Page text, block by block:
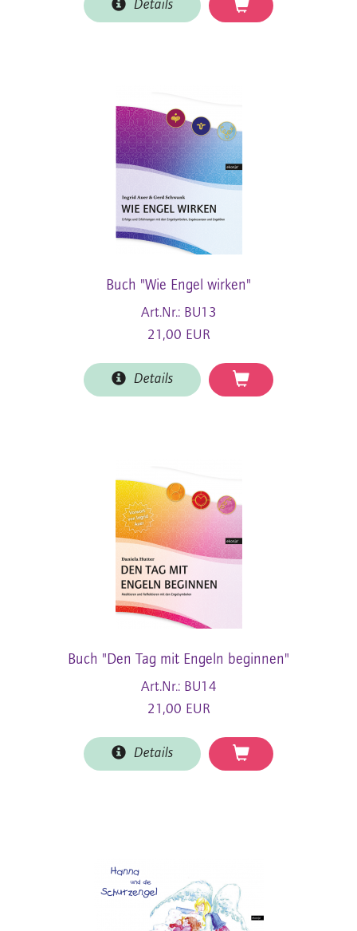
Details
Buch "Wie Engel wirken"
Art.Nr.: BU13
21,00 EUR
Details
Buch "Den Tag mit Engeln beginnen"
Art.Nr.: BU14
21,00 EUR
Details